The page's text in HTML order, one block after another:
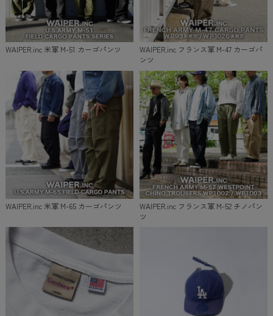
WAIPER.inc 米軍 M-51 カーゴパンツ
WAIPER.inc フランス軍 M-47 カーゴパ
ンツ
WAIPER.inc 米軍 M-65 カーゴパンツ
WAIPER.inc フランス軍 M-52 チノパン
ツ